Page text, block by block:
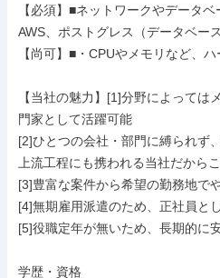
【必須】■ネットワークやデータ
AWS、ポストグレス（データベース
【尚可】■・CPUやメモリなど、
【当社の魅力】[1]分野によっては
門家として活躍可能
[2]ひとつの会社・部門に縛られず
上流工程にも携われる当社だから
[3]豊富な案件から希望の勤務地で
[4]無期雇用派遣のため、正社員と
[5]役職定年が無いため、長期的に
学歴・資格